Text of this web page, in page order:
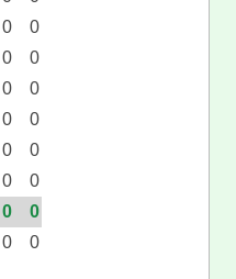
0
0
0
0
0
0
0
0
0
0
0
0
0
0
0 0